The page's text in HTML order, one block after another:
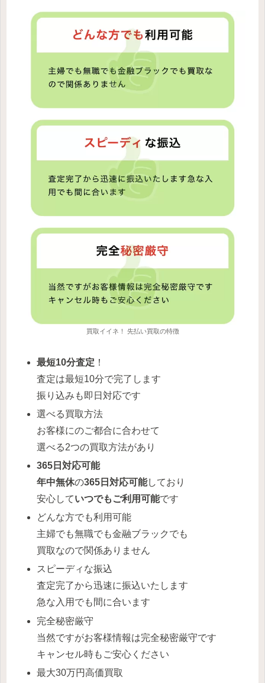
買取イイネ！ 先払い買取の特徴
最短10分査定 ！
査定は最短10分で完了します
振り込みも即日対応です
選べる買取方法
お客様にのご都合に合わせて
選べる2つの買取方法があり
365日対応可能
年中無休の365日対応可能しており
安心していつでもご利用可能です
どんな方でも利用可能
主婦でも無職でも金融ブラックでも
買取なので関係ありません
スピーディな振込
査定完了から迅速に振込いたします
急な入用でも間に合います
完全秘密厳守
当然ですがお客様情報は完全秘密厳守です
キャンセル時もご安心ください
最大30万円高価買取